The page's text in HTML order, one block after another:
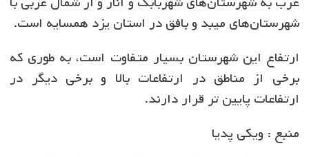
شهرستان‌های میبد و بافق در استان یزد همسایه است.
ارتفاع این شهرستان بسیار متفاوت است، به طوری که
برخی از مناطق در ارتفاعات بالا و برخی دیگر در
ارتفاعات پایین تر قرار دارند.
منبع : ویکی پدیا